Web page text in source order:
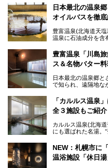
動拠点である北海道
スキンケアブランド
限定でプレゼントい
で、ぜひお試しくだ
第終了
───
提供元：株式会社バ
この記事は株式会社
日本最北の温泉
オイルバスを徹底
豊富温泉(北海道天
温泉に石油成分を含
に特効があると言わ
目的で多くの人々が
地体験し、独自の視
ート。温泉地概要や
豊富温泉「川島
ス＆名物バター
日本最北の温泉郷と
で知られ、遠隔地な
「川島旅館」は、
館。とりわけ温泉の
の温泉や料理をはじ
全貌を徹底的にご紹
「カルルス温泉
全３施設もご紹介
カルルス温泉(北海
にも選ばれた名湯。
豊かな登別温泉とは
残る閑静な温泉地で
NEW：札幌市に
温浴施設「休日